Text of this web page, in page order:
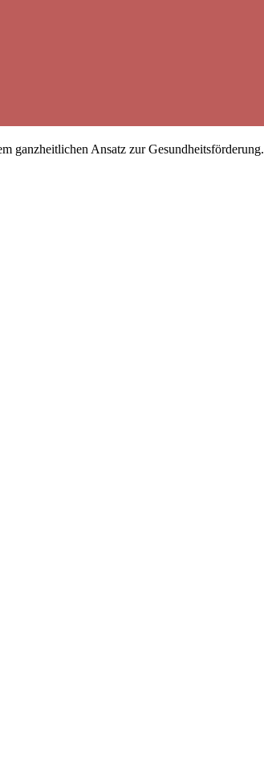
ganzheitlichen Ansatz zur Gesundheitsförderung.